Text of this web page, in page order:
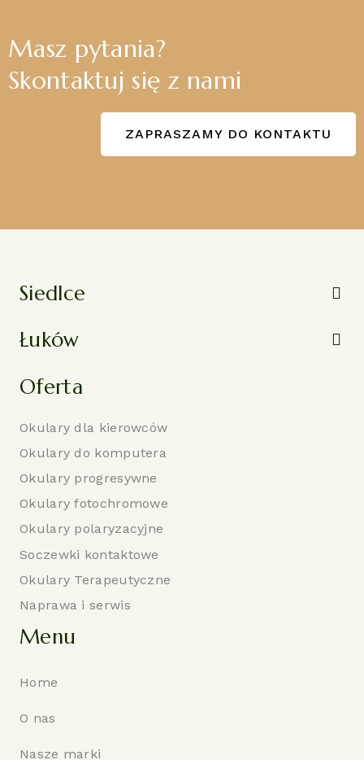
Masz pytania?
Skontaktuj się z nami
ZAPRASZAMY DO KONTAKTU
Siedlce
Łuków
Oferta
Okulary dla kierowców
Okulary do komputera
Okulary progresywne
Okulary fotochromowe
Okulary polaryzacyjne
Soczewki kontaktowe
Okulary Terapeutyczne
Naprawa i serwis
Menu
Home
O nas
Nasze marki